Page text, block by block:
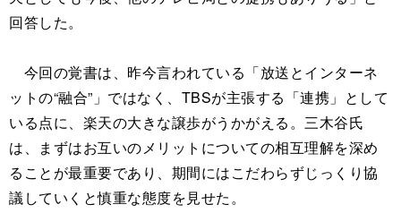
回答した。
今回の覚書は、昨今言われている「放送とインターネ
ットの“融合”」ではなく、TBSが主張する「連携」として
いる点に、楽天の大きな譲歩がうかがえる。三木谷氏
は、まずはお互いのメリットについての相互理解を深め
ることが最重要であり、期間にはこだわらずじっくり協
議していくと慎重な態度を見せた。